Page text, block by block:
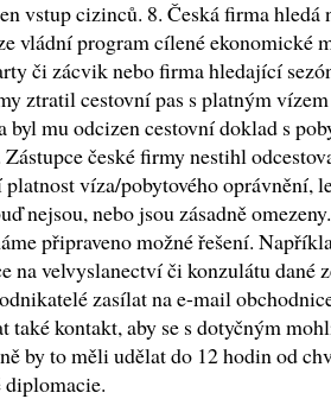
vstup cizinců. 8. Česká firma hledá
vládní program cílené ekonomické
či zácvik nebo firma hledající
ztratil cestovní pas s platným
byl mu odcizen cestovní doklad s
české firmy nestihl
víza/pobytového oprávnění,
nejsou, nebo jsou zásadně
připraveno možné řešení.
na velvyslanectví či konzulátu dané
zasílat na e-mail
také kontakt, aby se s dotyčným
by to měli udělat do 12 hodin od
diplomacie.